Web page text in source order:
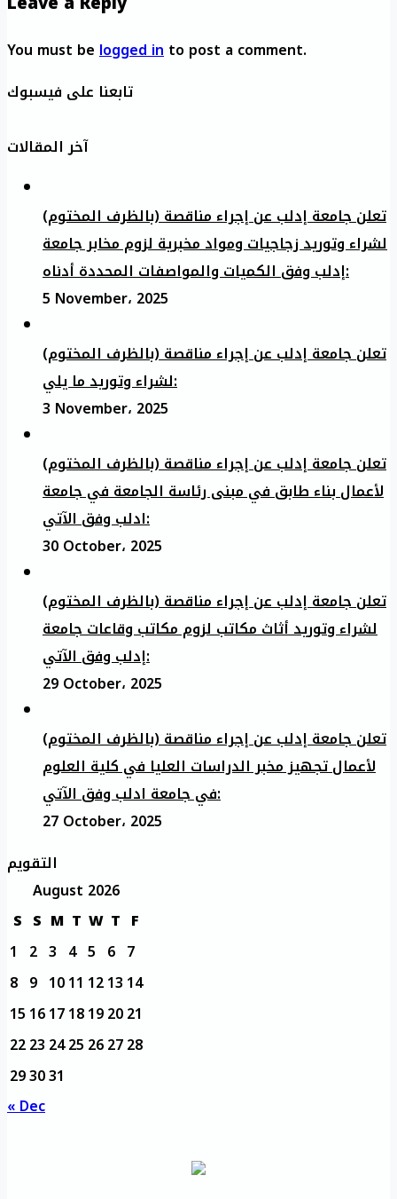
You must belogged into post a comment.
تابعنا على فيسبوك
آخر المقالات
تعلن جامعة إدلب عن إجراء مناقصة (بالظرف المختوم)
لشراء وتوريد زجاجيات ومواد مخبرية لزوم مخابر جامعة
إدلب وفق الكميات والمواصفات المحددة أدناه:
5 November، 2025
تعلن جامعة إدلب عن إجراء مناقصة (بالظرف المختوم)
لشراء وتوريد ما يلي:
3 November، 2025
تعلن جامعة إدلب عن إجراء مناقصة (بالظرف المختوم)
لأعمال بناء طابق في مبنى رئاسة الجامعة في جامعة
ادلب وفق الآتي:
30 October، 2025
تعلن جامعة إدلب عن إجراء مناقصة (بالظرف المختوم)
لشراء وتوريد أثاث مكاتب لزوم مكاتب وقاعات جامعة
إدلب وفق الآتي:
29 October، 2025
تعلن جامعة إدلب عن إجراء مناقصة (بالظرف المختوم)
لأعمال تجهيز مخبر الدراسات العليا في كلية العلوم
في جامعة ادلب وفق الآتي:
27 October، 2025
التقويم
August 2026
S S M T W T F
1 2 3 4 5 6 7
8 9 1011 121314
15161718192021
22232425262728
293031
« Dec